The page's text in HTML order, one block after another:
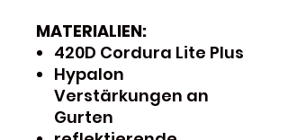
MATERIALIEN:
420D Cordura Lite Plus
Hypalon
Verstärkungen an
Gurten